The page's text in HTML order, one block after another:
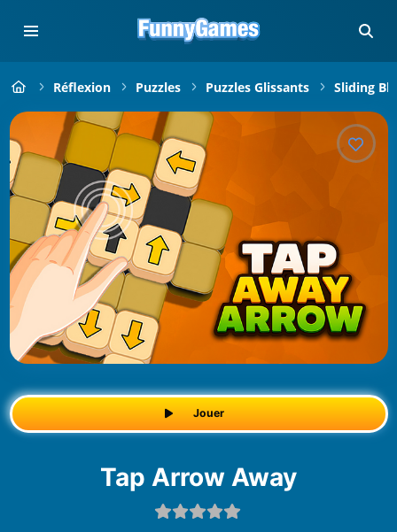
Réflexion Puzzles Puzzles Glissants Sliding
Jouer
Tap Arrow Away